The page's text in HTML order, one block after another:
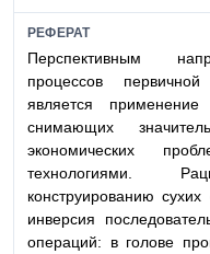
РЕФЕРАТ
Перспективным
процессов
является применение
снимающих
экономических
технологиями.
конструированию
инверсия
операций: в голове